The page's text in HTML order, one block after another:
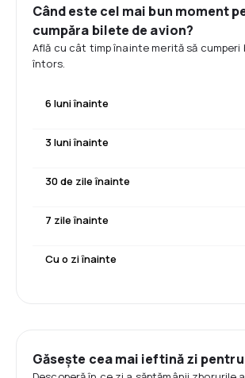
Când este cel mai bun moment
cumpăra bilete de avion?
Află cu cât timp înainte merită să cumperi
întors.
6 luni înainte
3 luni înainte
30 de zile înainte
7 zile înainte
Cu o zi înainte
Găsește cea mai ieftină zi